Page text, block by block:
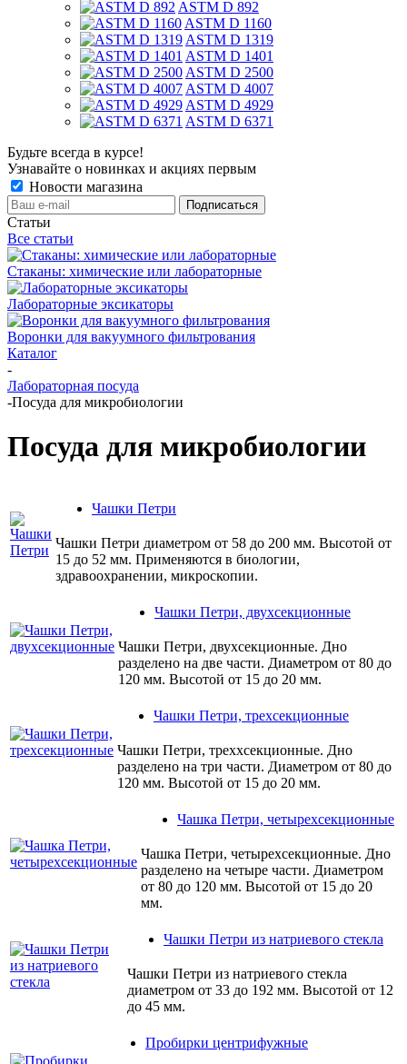
ASTM D 892
ASTM D 1160
ASTM D 1319
ASTM D 1401
ASTM D 2500
ASTM D 4007
ASTM D 4929
ASTM D 6371
Будьте всегда в курсе!
Узнавайте о новинках и акциях первым
Новости магазина
Статьи
Все статьи
Стаканы: химические или лабораторные
Лабораторные эксикаторы
Воронки для вакуумного фильтрования
Каталог
-
Лабораторная посуда
-Посуда для микробиологии
Посуда для микробиологии
Чашки Петри
Чашки Петри диаметром от 58 до 200 мм. Высотой от
15 до 52 мм. Применяются в биологии,
здравоохранении, микроскопии.
Чашки Петри, двухсекционные
Чашки Петри, двухсекционные. Дно
разделено на две части. Диаметром от 80 до
120 мм. Высотой от 15 до 20 мм.
Чашки Петри, трехсекционные
Чашки Петри, треххсекционные. Дно
разделено на три части. Диаметром от 80 до
120 мм. Высотой от 15 до 20 мм.
Чашка Петри, четырехсекционные
Чашка Петри, четырехсекционные. Дно
разделено на четыре части. Диаметром
от 80 до 120 мм. Высотой от 15 до 20
мм.
Чашки Петри из натриевого стекла
Чашки Петри из натриевого стекла
диаметром от 33 до 192 мм. Высотой от 12
до 45 мм.
Пробирки центрифужные